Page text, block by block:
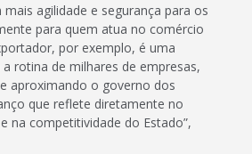
mais agilidade e segurança para os
para quem atua no comércio
por exemplo, é uma
rotina de milhares de empresas,
aproximando o governo dos
que reflete diretamente no
na competitividade do Estado”,